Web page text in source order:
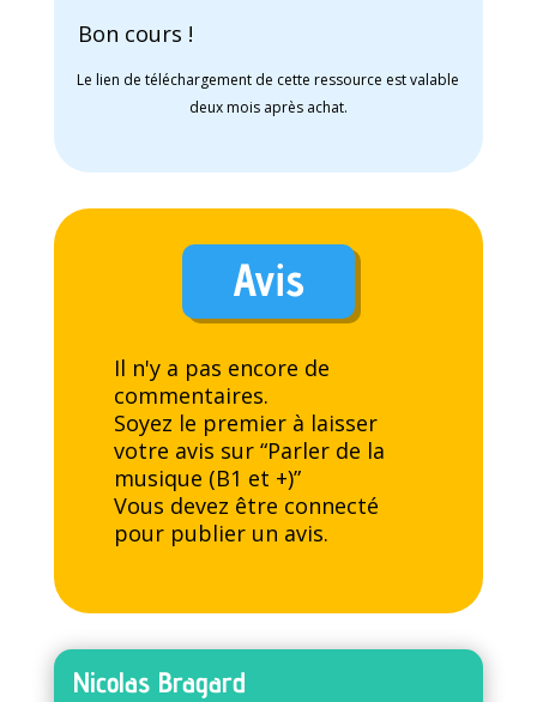
Bon cours !
Le lien de téléchargement de cette ressource est valable
deux mois après achat.
Avis
Il n'y a pas encore de
commentaires.
Soyez le premier à laisser
votre avis sur “Parler de la
musique (B1 et +)”
Vous devez être connecté
pour publier un avis.
Nicolas Bragard